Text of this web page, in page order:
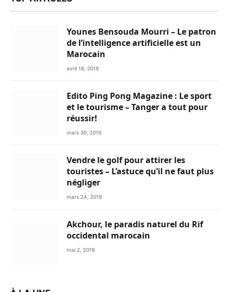
Younes Bensouda Mourri – Le patron
de l’intelligence artificielle est un
Marocain
avril 18, 2019
Edito Ping Pong Magazine : Le sport
et le tourisme – Tanger a tout pour
réussir!
mars 30, 2019
Vendre le golf pour attirer les
touristes – L’astuce qu’il ne faut plus
négliger
mars 24, 2019
Akchour, le paradis naturel du Rif
occidental marocain
mai 2, 2019